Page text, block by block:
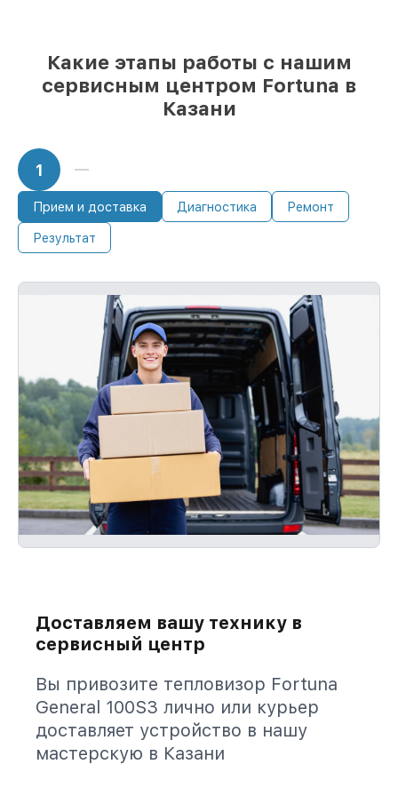
Какие этапы работы с нашим
сервисным центром Fortuna в
Казани
1
Прием и доставка Диагностика Ремонт
Результат
Доставляем вашу технику в
сервисный центр
Вы привозите тепловизор Fortuna
General 100S3 лично или курьер
доставляет устройство в нашу
мастерскую в Казани